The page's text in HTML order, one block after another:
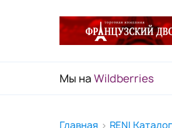
Мы на Wildberries
RENI Каталог товаров
Главная RENI